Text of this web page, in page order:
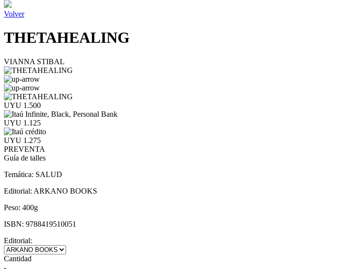
Volver
THETAHEALING
VIANNA STIBAL
UYU 1.500
UYU 1.125
UYU 1.275
PREVENTA
Guía de talles
Temática: SALUD
Editorial: ARKANO BOOKS
Peso: 400g
ISBN: 9788419510051
Editorial:
Cantidad
-